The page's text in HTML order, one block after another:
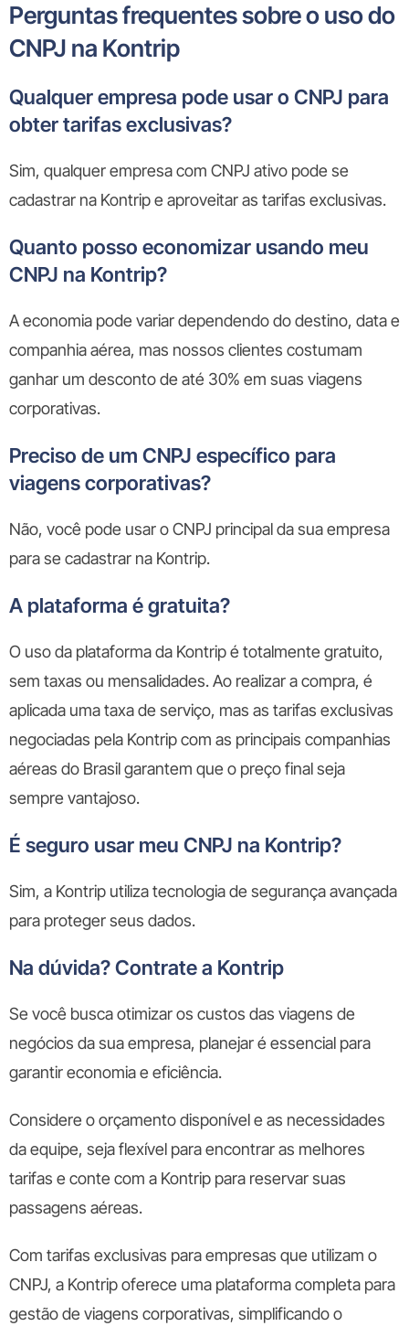
Perguntas frequentes sobre o uso do
CNPJ na Kontrip
Qualquer empresa pode usar o CNPJ para
obter tarifas exclusivas?
Sim, qualquer empresa com CNPJ ativo pode se
cadastrar na Kontrip e aproveitar as tarifas exclusivas.
Quanto posso economizar usando meu
CNPJ na Kontrip?
A economia pode variar dependendo do destino, data e
companhia aérea, mas nossos clientes costumam
ganhar um desconto de até 30% em suas viagens
corporativas.
Preciso de um CNPJ específico para
viagens corporativas?
Não, você pode usar o CNPJ principal da sua empresa
para se cadastrar na Kontrip.
A plataforma é gratuita?
O uso da plataforma da Kontrip é totalmente gratuito,
sem taxas ou mensalidades. Ao realizar a compra, é
aplicada uma taxa de serviço, mas as tarifas exclusivas
negociadas pela Kontrip com as principais companhias
aéreas do Brasil garantem que o preço final seja
sempre vantajoso.
É seguro usar meu CNPJ na Kontrip?
Sim, a Kontrip utiliza tecnologia de segurança avançada
para proteger seus dados.
Na dúvida? Contrate a Kontrip
Se você busca otimizar os custos das viagens de
negócios da sua empresa, planejar é essencial para
garantir economia e eficiência.
Considere o orçamento disponível e as necessidades
da equipe, seja flexível para encontrar as melhores
tarifas e conte com a Kontrip para reservar suas
passagens aéreas.
Com tarifas exclusivas para empresas que utilizam o
CNPJ, a Kontrip oferece uma plataforma completa para
gestão de viagens corporativas, simplificando o